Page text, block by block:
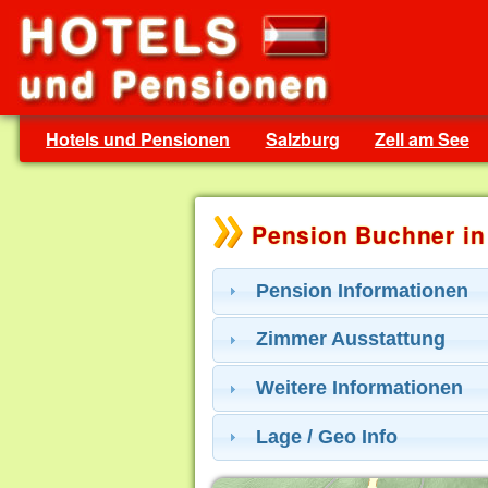
Hotels und Pensionen Salzburg Zell am See
Pension Buchner
Pension Informationen
Zimmer Ausstattung
Weitere Informationen
Lage / Geo Info